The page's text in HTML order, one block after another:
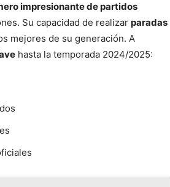
impresionante de partidos
Su capacidad de realizar paradas
mejores de su generación. A
hasta la temporada 2024/2025: